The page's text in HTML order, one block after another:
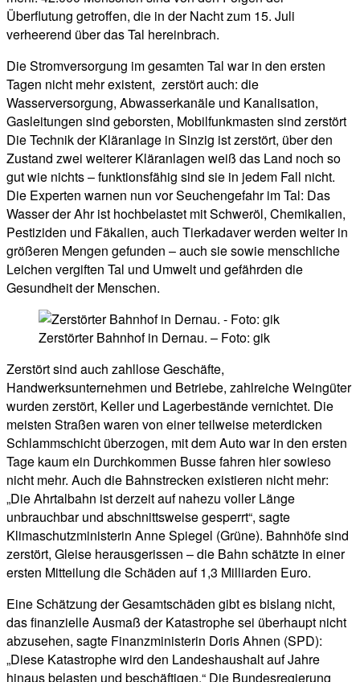
Überflutung getroffen, die in der Nacht zum 15. Juli
verheerend über das Tal hereinbrach.
Die Stromversorgung im gesamten Tal war in den ersten
Tagen nicht mehr existent, zerstört auch: die
Wasserversorgung, Abwasserkanäle und Kanalisation,
Gasleitungen sind geborsten, Mobilfunkmasten sind zerstört
Die Technik der Kläranlage in Sinzig ist zerstört, über den
Zustand zwei weiterer Kläranlagen weiß das Land noch so
gut wie nichts – funktionsfähig sind sie in jedem Fall nicht.
Die Experten warnen nun vor Seuchengefahr im Tal: Das
Wasser der Ahr ist hochbelastet mit Schweröl, Chemikalien,
Pestiziden und Fäkalien, auch Tierkadaver werden weiter in
größeren Mengen gefunden – auch sie sowie menschliche
Leichen vergiften Tal und Umwelt und gefährden die
Gesundheit der Menschen.
Zerstörter Bahnhof in Dernau. – Foto: gik
Zerstört sind auch zahllose Geschäfte,
Handwerksunternehmen und Betriebe, zahlreiche Weingüter
wurden zerstört, Keller und Lagerbestände vernichtet. Die
meisten Straßen waren von einer teilweise meterdicken
Schlammschicht überzogen, mit dem Auto war in den ersten
Tage kaum ein Durchkommen Busse fahren hier sowieso
nicht mehr. Auch die Bahnstrecken existieren nicht mehr:
„Die Ahrtalbahn ist derzeit auf nahezu voller Länge
unbrauchbar und abschnittsweise gesperrt“, sagte
Klimaschutzministerin Anne Spiegel (Grüne). Bahnhöfe sind
zerstört, Gleise herausgerissen – die Bahn schätzte in einer
ersten Mitteilung die Schäden auf 1,3 Milliarden Euro.
Eine Schätzung der Gesamtschäden gibt es bislang nicht,
das finanzielle Ausmaß der Katastrophe sei überhaupt nicht
abzusehen, sagte Finanzministerin Doris Ahnen (SPD):
„Diese Katastrophe wird den Landeshaushalt auf Jahre
hinaus belasten und beschäftigen.“ Die Bundesregierung